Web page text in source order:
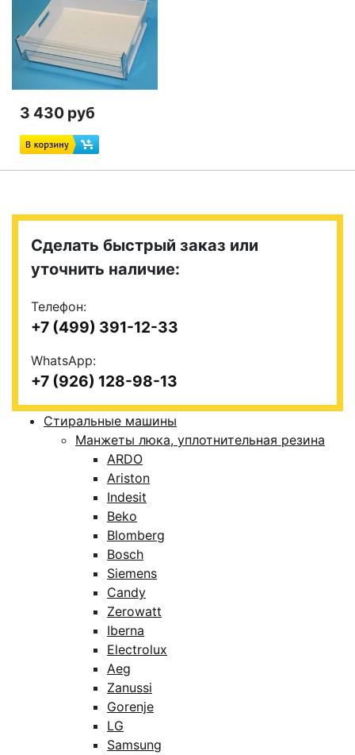
3 430 руб
Сделать быстрый заказ или
уточнить наличие:
Телефон:
+7 (499) 391-12-33
WhatsApp:
+7 (926) 128-98-13
Стиральные машины
Манжеты люка, уплотнительная резина
ARDO
Ariston
Indesit
Beko
Blomberg
Bosch
Siemens
Candy
Zerowatt
Iberna
Electrolux
Aeg
Zanussi
Gorenje
LG
Samsung